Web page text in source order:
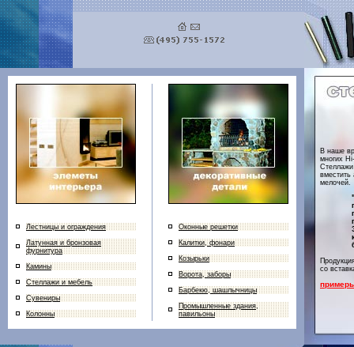
Лестницы и ограждения
Латунная и бронзовая
фурнитура
Камины
Стеллажи и мебель
Сувениры
Колонны
Оконные решетки
Калитки, фонари
Козырьки
Ворота, заборы
Барбекю, шашлычницы
Промышленные здания,
павильоны
В наше
многих
вместить
мелочей.
со